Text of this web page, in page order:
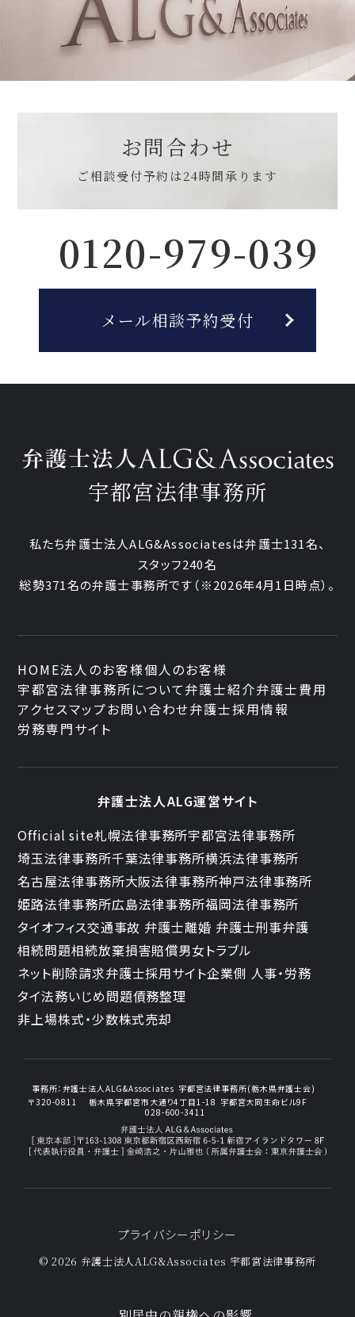
お問合わせ
ご相談受付予約は24時間承ります
0120-979-039
メール相談予約受付
宇都宮法律事務所
私たち弁護士法人ALG&Associatesは弁護士131名、
スタッフ240名
総勢371名の弁護士事務所です （※2026年4月1日時点）。
HOME法人のお客様個人のお客様
宇都宮法律事務所について弁護士紹介弁護士費用
アクセスマップお問い合わせ弁護士採用情報
労務専門サイト
弁護士法人ALG運営サイト
Official site札幌法律事務所宇都宮法律事務所
埼玉法律事務所千葉法律事務所横浜法律事務所
名古屋法律事務所大阪法律事務所神戸法律事務所
姫路法律事務所広島法律事務所福岡法律事務所
タイオフィス交通事故 弁護士離婚 弁護士刑事弁護
相続問題相続放棄損害賠償男女トラブル
ネット削除請求弁護士採用サイト企業側 人事・労務
タイ法務いじめ問題債務整理
非上場株式・少数株式売却
事務所： 弁護士法人ALG&Associates 宇都宮法律事務所(栃木県弁護士会)
〒320-0811
栃木県宇都宮市大通り4丁目1-18 宇都宮大同生命ビル9F
028-600-3411
プライバシーポリシー
© 2026 弁護士法人ALG&Associates 宇都宮法律事務所